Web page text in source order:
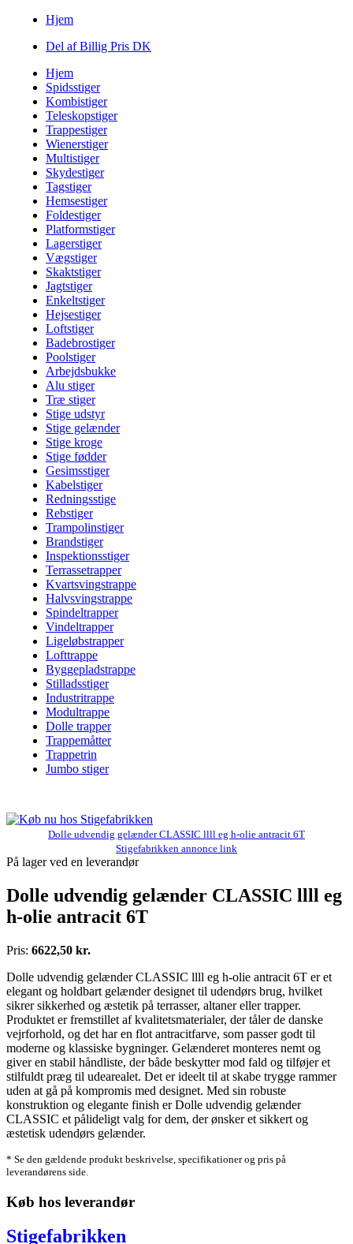
Hjem
Del af Billig Pris DK
Hjem
Spidsstiger
Kombistiger
Teleskopstiger
Trappestiger
Wienerstiger
Multistiger
Skydestiger
Tagstiger
Hemsestiger
Foldestiger
Platformstiger
Lagerstiger
Vægstiger
Skaktstiger
Jagtstiger
Enkeltstiger
Hejsestiger
Loftstiger
Badebrostiger
Poolstiger
Arbejdsbukke
Alu stiger
Træ stiger
Stige udstyr
Stige gelænder
Stige kroge
Stige fødder
Gesimsstiger
Kabelstiger
Redningsstige
Rebstiger
Trampolinstiger
Brandstiger
Inspektionsstiger
Terrassetrapper
Kvartsvingstrappe
Halvsvingstrappe
Spindeltrapper
Vindeltrapper
Ligeløbstrapper
Lofttrappe
Byggepladstrappe
Stilladsstiger
Industritrappe
Modultrappe
Dolle trapper
Trappemåtter
Trappetrin
Jumbo stiger
Dolle udvendig gelænder CLASSIC llll eg h-olie antracit 6T
Stigefabrikken annonce link
På lager ved en leverandør
Dolle udvendig gelænder CLASSIC llll eg
h-olie antracit 6T
Pris: 6622,50 kr.
Dolle udvendig gelænder CLASSIC llll eg h-olie antracit 6T er et
elegant og holdbart gelænder designet til udendørs brug, hvilket
sikrer sikkerhed og æstetik på terrasser, altaner eller trapper.
Produktet er fremstillet af kvalitetsmaterialer, der tåler de danske
vejrforhold, og det har en flot antracitfarve, som passer godt til
moderne og klassiske bygninger. Gelænderet monteres nemt og
giver en stabil håndliste, der både beskytter mod fald og tilføjer et
stilfuldt præg til udearealet. Det er ideelt til at skabe trygge rammer
uden at gå på kompromis med designet. Med sin robuste
konstruktion og elegante finish er Dolle udvendig gelænder
CLASSIC et pålideligt valg for dem, der ønsker et sikkert og
æstetisk udendørs gelænder.
* Se den gældende produkt beskrivelse, specifikationer og pris på
leverandørens side.
Køb hos leverandør
Stigefabrikken